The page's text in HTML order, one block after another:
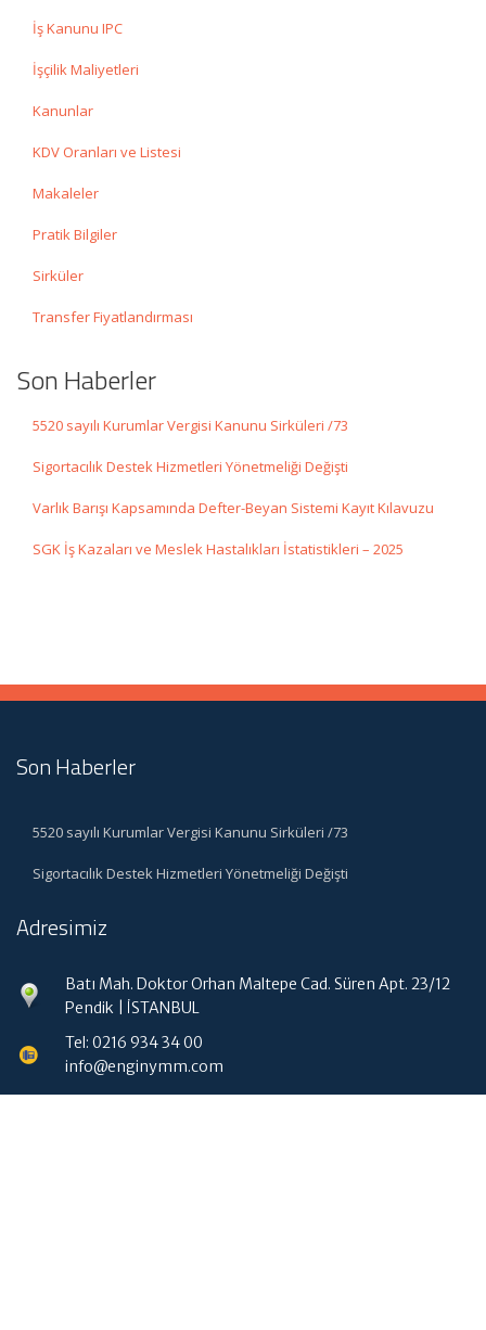
İş Kanunu IPC
İşçilik Maliyetleri
Kanunlar
KDV Oranları ve Listesi
Makaleler
Pratik Bilgiler
Sirküler
Transfer Fiyatlandırması
Son Haberler
5520 sayılı Kurumlar Vergisi Kanunu Sirküleri /73
Sigortacılık Destek Hizmetleri Yönetmeliği Değişti
Varlık Barışı Kapsamında Defter-Beyan Sistemi Kayıt Kılavuzu
SGK İş Kazaları ve Meslek Hastalıkları İstatistikleri – 2025
Son Haberler
5520 sayılı Kurumlar Vergisi Kanunu Sirküleri /73
Sigortacılık Destek Hizmetleri Yönetmeliği Değişti
Adresimiz
Batı Mah. Doktor Orhan Maltepe Cad. Süren Apt. 23/12
Pendik | İSTANBUL
Tel: 0216 934 34 00
info@enginymm.com